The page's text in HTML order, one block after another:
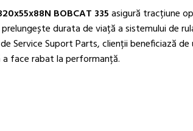
BOBCAT 335asigură tracțiune
durata de viață a sistemului de
Service Suport Parts, clienții beneficiază de
face rabat la performanță.